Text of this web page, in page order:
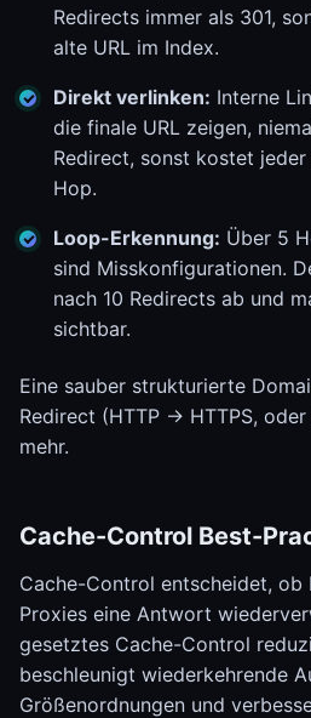
Redirects immer als 301,
alte URL im Index.
Direkt verlinken: Interne
die finale URL zeigen,
Redirect, sonst kostet
Hop.
Loop-Erkennung: Über 5
sind Misskonfigurationen.
nach 10 Redirects ab und
sichtbar.
Eine sauber strukturierte
Redirect (HTTP -> HTTPS,
mehr.
Cache-Control Best-
Cache-Control entscheidet, ob
Proxies eine Antwort
gesetztes Cache-Control
beschleunigt wiederkehrende
Größenordnungen und